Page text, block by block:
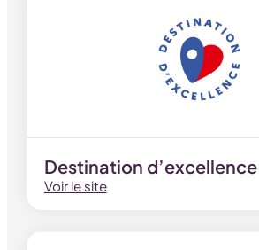
Destination d’excellence
Voir le site